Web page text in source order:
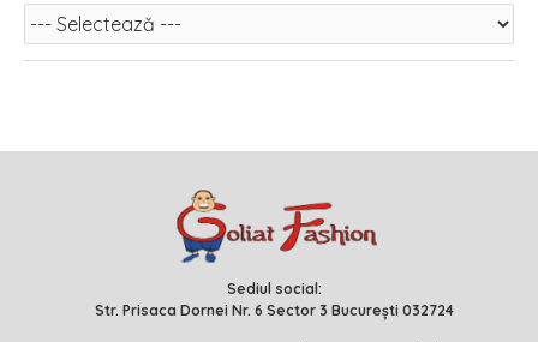
Sediul social:
Str. Prisaca Dornei Nr. 6 Sector 3 București 032724